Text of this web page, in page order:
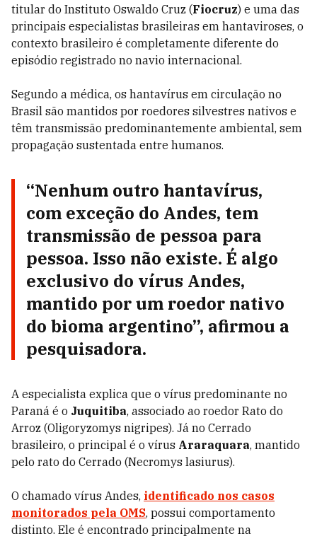
titular do Instituto Oswaldo Cruz (Fiocruz) e uma das
principais especialistas brasileiras em hantaviroses, o
contexto brasileiro é completamente diferente do
episódio registrado no navio internacional.
Segundo a médica, os hantavírus em circulação no
Brasil são mantidos por roedores silvestres nativos e
têm transmissão predominantemente ambiental, sem
propagação sustentada entre humanos.
“Nenhum outro hantavírus,
com exceção do Andes, tem
transmissão de pessoa para
pessoa. Isso não existe. É algo
exclusivo do vírus Andes,
mantido por um roedor nativo
do bioma argentino”, afirmou a
pesquisadora.
A especialista explica que o vírus predominante no
Paraná é o Juquitiba, associado ao roedor Rato do
Arroz (Oligoryzomys nigripes). Já no Cerrado
brasileiro, o principal é o vírus Araraquara, mantido
pelo rato do Cerrado (Necromys lasiurus).
O chamado vírus Andes, identificado nos casos
monitorados pela OMS, possui comportamento
distinto. Ele é encontrado principalmente na